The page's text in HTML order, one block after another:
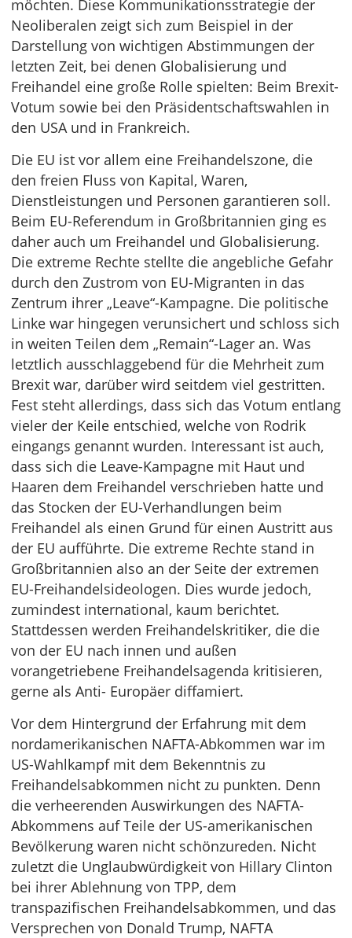
möchten. Diese Kommunikationsstrategie der
Neoliberalen zeigt sich zum Beispiel in der
Darstellung von wichtigen Abstimmungen der
letzten Zeit, bei denen Globalisierung und
Freihandel eine große Rolle spielten: Beim Brexit-
Votum sowie bei den Präsidentschaftswahlen in
den USA und in Frankreich.
Die EU ist vor allem eine Freihandelszone, die
den freien Fluss von Kapital, Waren,
Dienstleistungen und Personen garantieren soll.
Beim EU-Referendum in Großbritannien ging es
daher auch um Freihandel und Globalisierung.
Die extreme Rechte stellte die angebliche Gefahr
durch den Zustrom von EU-Migranten in das
Zentrum ihrer „Leave“-Kampagne. Die politische
Linke war hingegen verunsichert und schloss sich
in weiten Teilen dem „Remain“-Lager an. Was
letztlich ausschlaggebend für die Mehrheit zum
Brexit war, darüber wird seitdem viel gestritten.
Fest steht allerdings, dass sich das Votum entlang
vieler der Keile entschied, welche von Rodrik
eingangs genannt wurden. Interessant ist auch,
dass sich die Leave-Kampagne mit Haut und
Haaren dem Freihandel verschrieben hatte und
das Stocken der EU-Verhandlungen beim
Freihandel als einen Grund für einen Austritt aus
der EU aufführte. Die extreme Rechte stand in
Großbritannien also an der Seite der extremen
EU-Freihandelsideologen. Dies wurde jedoch,
zumindest international, kaum berichtet.
Stattdessen werden Freihandelskritiker, die die
von der EU nach innen und außen
vorangetriebene Freihandelsagenda kritisieren,
gerne als Anti- Europäer diffamiert.
Vor dem Hintergrund der Erfahrung mit dem
nordamerikanischen NAFTA-Abkommen war im
US-Wahlkampf mit dem Bekenntnis zu
Freihandelsabkommen nicht zu punkten. Denn
die verheerenden Auswirkungen des NAFTA-
Abkommens auf Teile der US-amerikanischen
Bevölkerung waren nicht schönzureden. Nicht
zuletzt die Unglaubwürdigkeit von Hillary Clinton
bei ihrer Ablehnung von TPP, dem
transpazifischen Freihandelsabkommen, und das
Versprechen von Donald Trump, NAFTA